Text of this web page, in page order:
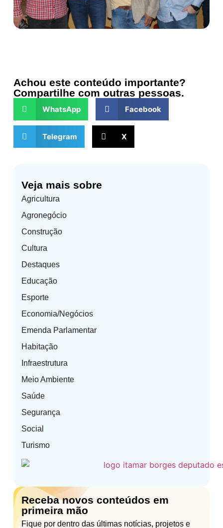
Veja mais sobre
Agricultura
Agronegócio
Construção
Cultura
Destaques
Educação
Esporte
Economia/Negócios
Emenda Parlamentar
Habitação
Infraestrutura
Meio Ambiente
Saúde
Segurança
Social
Turismo
Receba novos conteúdos em
primeira mão
Fique por dentro das últimas notícias, projetos e
Achou este conteúdo importante?
Compartilhe com outras pessoas.
WhatsApp Facebook
Telegram X